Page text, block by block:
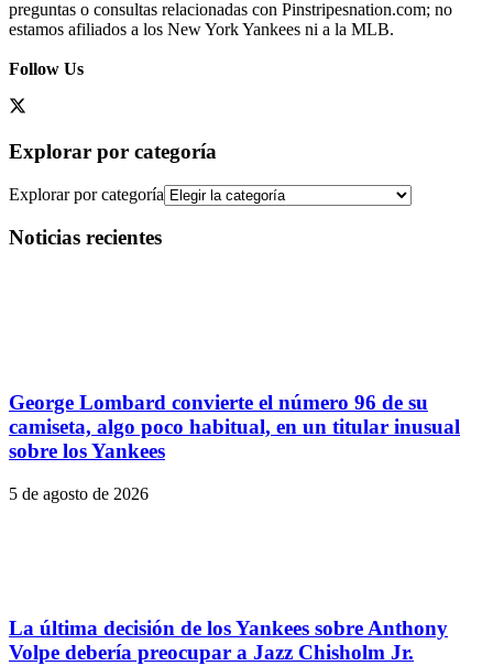
preguntas o consultas relacionadas con Pinstripesnation.com; no
estamos afiliados a los New York Yankees ni a la MLB.
Follow Us
Explorar por categoría
Explorar por categoría
Noticias recientes
George Lombard convierte el número 96 de su
camiseta, algo poco habitual, en un titular inusual
sobre los Yankees
5 de agosto de 2026
La última decisión de los Yankees sobre Anthony
Volpe debería preocupar a Jazz Chisholm Jr.